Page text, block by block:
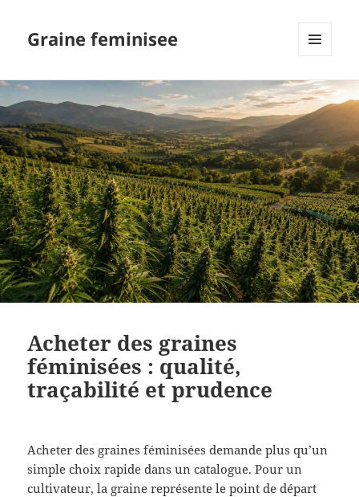
Graine feminisee
WIDGETS
Acheter des graines
féminisées : qualité,
traçabilité et prudence
Acheter des graines féminisées demande plus qu’un
simple choix rapide dans un catalogue. Pour un
cultivateur, la graine représente le point de départ